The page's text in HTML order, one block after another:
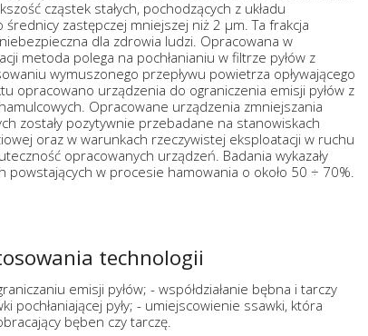
cząstek stałych, pochodzących z układu
zastępczej mniejszej niż 2 μm. Ta frakcja
dla zdrowia ludzi. Opracowana w
metoda polega na pochłanianiu w filtrze pyłów z
wymuszonego przepływu powietrza opływającego
opracowano urządzenia do ograniczenia emisji pyłów z
Opracowane urządzenia zmniejszania
zostały pozytywnie przebadane na stanowiskach
oraz w warunkach rzeczywistej eksploatacji w ruchu
opracowanych urządzeń. Badania wykazały
powstających w procesie hamowania o około 50 ÷ 70%.
technologii
emisji pyłów; - współdziałanie bębna i tarczy
pochłaniającej pyły; - umiejscowienie ssawki, która
bęben czy tarczę.